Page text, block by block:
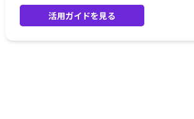
活用ガイドを見る